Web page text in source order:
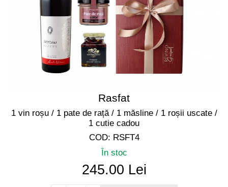
Rasfat
1 vin roșu / 1 pate de rață / 1 măsline / 1 roșii uscate /
1 cutie cadou
COD: RSFT4
În stoc
245.00 Lei